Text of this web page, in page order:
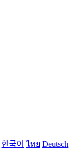
한국어 ไทย Deutsch